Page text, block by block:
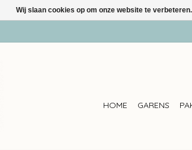
HOME GARENS
Wij slaan cookies op om onze website te